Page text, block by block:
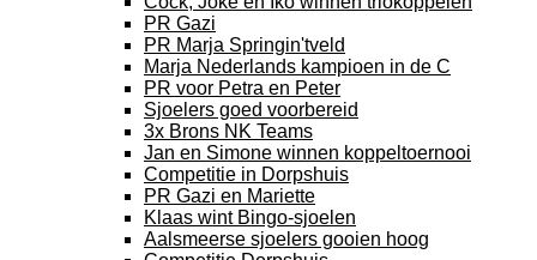
PR Gazi
PR Marja Springin'tveld
Marja Nederlands kampioen in de C
PR voor Petra en Peter
Sjoelers goed voorbereid
3x Brons NK Teams
Jan en Simone winnen koppeltoernooi
Competitie in Dorpshuis
PR Gazi en Mariette
Klaas wint Bingo-sjoelen
Aalsmeerse sjoelers gooien hoog